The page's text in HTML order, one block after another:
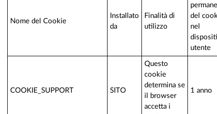
Nome del Cookie
Installato
da
Finalità di
utilizzo
del
nel
utente
COOKIE_SUPPORT SITO
Questo
cookie
determina se
il browser
accetta i
1 anno